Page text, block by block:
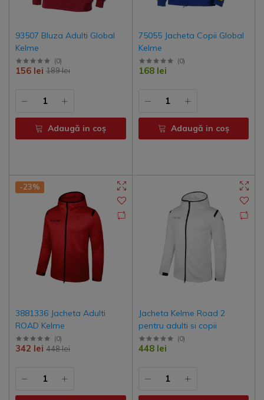
93507 Bluza Adulti Global
Kelme
(0)
189 lei
156 lei
Adaugă in coş
75055 Jacheta Copii Global
Kelme
(0)
168 lei
Adaugă in coş
-23%
3881336 Jacheta Adulti
ROAD Kelme
(0)
448 lei
342 lei
Jacheta Kelme Road 2
pentru adulti si copii
(0)
448 lei